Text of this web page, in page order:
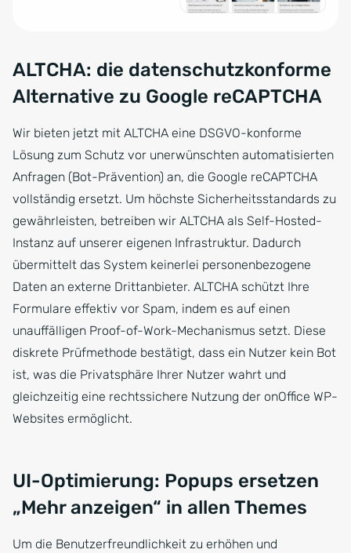
ALTCHA: die datenschutzkonforme
Alternative zu Google reCAPTCHA
Wir bieten jetzt mit ALTCHA eine DSGVO-konforme
Lösung zum Schutz vor unerwünschten automatisierten
Anfragen (Bot-Prävention) an, die Google reCAPTCHA
vollständig ersetzt. Um höchste Sicherheitsstandards zu
gewährleisten, betreiben wir ALTCHA als Self-Hosted-
Instanz auf unserer eigenen Infrastruktur. Dadurch
übermittelt das System keinerlei personenbezogene
Daten an externe Drittanbieter. ALTCHA schützt Ihre
Formulare effektiv vor Spam, indem es auf einen
unauffälligen Proof-of-Work-Mechanismus setzt. Diese
diskrete Prüfmethode bestätigt, dass ein Nutzer kein Bot
ist, was die Privatsphäre Ihrer Nutzer wahrt und
gleichzeitig eine rechtssichere Nutzung der onOffice WP-
Websites ermöglicht.
UI-Optimierung: Popups ersetzen
„Mehr anzeigen“ in allen Themes
Um die Benutzerfreundlichkeit zu erhöhen und